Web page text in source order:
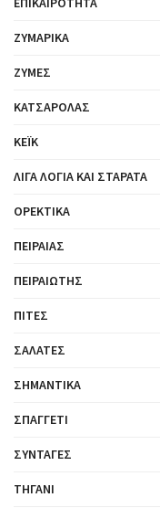
ΖΥΜΑΡΙΚΆ
ΖΎΜΕΣ
ΚΑΤΣΑΡΌΛΑΣ
ΚΈΙΚ
ΛΊΓΑ ΛΌΓΙΑ ΚΑΙ ΣΤΑΡΆΤΑ
ΟΡΕΚΤΙΚΆ
ΠΕΙΡΑΙΆΣ
ΠΕΙΡΑΙΏΤΗΣ
ΠΊΤΕΣ
ΣΑΛΆΤΕΣ
ΣΗΜΑΝΤΙΚΆ
ΣΠΑΓΓΈΤΙ
ΣΥΝΤΑΓΈΣ
ΤΗΓΆΝΙ